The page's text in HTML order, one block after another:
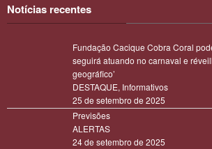
Notícias recentes
Fundação Cacique Cobra Coral
seguirá atuando no carnaval e
geográfico’
DESTAQUE, Informativos
25 de setembro de 2025
Previsões
ALERTAS
24 de setembro de 2025